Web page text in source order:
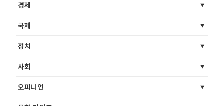
경제
국제
정치
사회
오피니언